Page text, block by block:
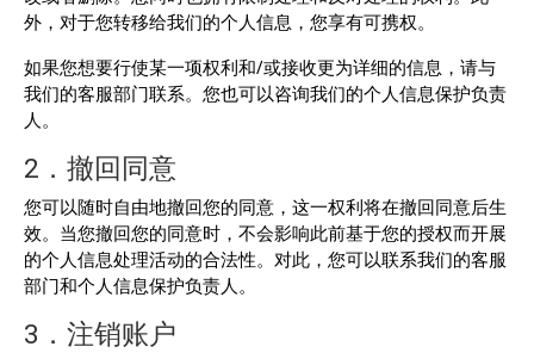
外，对于您转移给我们的个人信息，您享有可携权。
如果您想要行使某一项权利和/或接收更为详细的信息，请与
我们的客服部门联系。您也可以咨询我们的个人信息保护负责
人。
2．撤回同意
您可以随时自由地撤回您的同意，这一权利将在撤回同意后生
效。当您撤回您的同意时，不会影响此前基于您的授权而开展
的个人信息处理活动的合法性。对此，您可以联系我们的客服
部门和个人信息保护负责人。
3．注销账户